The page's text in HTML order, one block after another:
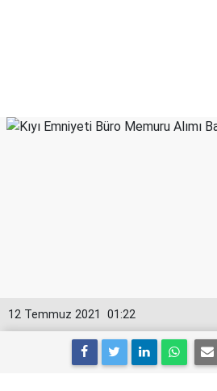
01:22
12 Temmuz 2021